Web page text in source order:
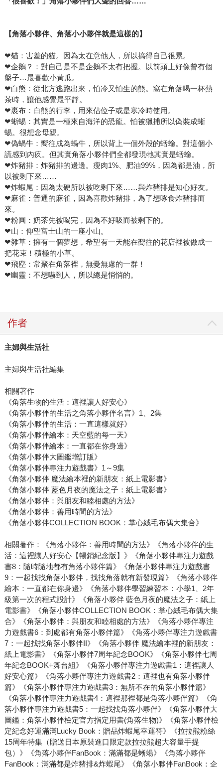
【角落小夥伴、角落小小夥伴就是這樣的】
❤貓：害羞的貓。因為太在意他人，所以搞得自己很累。
❤企鵝？：對自己是不是企鵝不太有把握。以前頭上好像曾有個
盤子…最喜歡小黃瓜。
❤白熊：從北方逃跑出來，怕冷又怕生的熊。窩在角落喝一杯熱
茶時，讓他感覺最平靜。
❤裹布：白熊的行李，用來佔位子或是寒冷時使用。
❤蜥蜴：其實是一種來自海洋的恐龍。怕被獵捕所以偽裝成蜥
蜴。很想念母親。
❤偽蝸牛：嚮往成為蝸牛，所以背上一個外殼的蛞蝓。對這個小
謊感到內疚。但其實角落小夥伴們全都發現牠其實是蛞蝓。
❤炸豬排：炸豬排的邊邊。瘦肉1%、肥油99%，因為都是油，所
以被剩下來……
❤炸蝦尾：因為太硬所以被吃剩下來……與炸豬排是知心好友。
❤麻雀：普通的麻雀，因為喜歡炸豬排，為了想啄食炸豬排而
來。
❤粉圓：奶茶先被喝完，因為不好吸而被剩下的。
❤山：仰望富士山的一座小山。
❤雜草：擁有一個夢想，希望有一天能在嚮往的花店裡被做成一
把花束！積極的小草。
❤飛塵：常聚在角落裡，無憂無慮的一群！
❤幽靈：不想嚇到人，所以總是悄悄的。
作者
主婦與生活社
主婦與生活社編集
相關著作
《角落生物的生活：這裡讓人好安心》
《角落小夥伴的生活之角落小夥伴名言》1、2集
《角落小夥伴的生活：一直這樣就好》
《角落小夥伴繪本：天空藍的每一天》
《角落小夥伴繪本：一直都在你身邊》
《角落小夥伴大圖鑑增訂版》
《角落小夥伴專注力遊戲書》1～9集
《角落小夥伴 魔法繪本裡的新朋友：紙上電影書》
《角落小夥伴 藍色月夜的魔法之子：紙上電影書》
《角落小夥伴：與朋友和睦相處的方法》
《角落小夥伴：善用時間的方法》
《角落小夥伴COLLECTION BOOK：掌心絨毛布偶大集合》
相關著作：《角落小夥伴：善用時間的方法》《角落小夥伴的生
活：這裡讓人好安心【暢銷紀念版】》《角落小夥伴專注力遊戲
書8：隨時隨地都有角落小夥伴篇》《角落小夥伴專注力遊戲書
9：一起找找角落小夥伴，找找角落就有新發現篇》《角落小夥伴
繪本：一直都在你身邊》《角落小夥伴學習練習本：小學1、2年
級第一次的程式設計》《角落小夥伴 藍色月夜的魔法之子：紙上
電影書》《角落小夥伴COLLECTION BOOK：掌心絨毛布偶大集
合》《角落小夥伴：與朋友和睦相處的方法》《角落小夥伴專注
力遊戲書6：到處都有角落小夥伴篇》《角落小夥伴專注力遊戲書
7：一起找找角落小夥伴II》《角落小夥伴 魔法繪本裡的新朋友：
紙上電影書》《角落小夥伴7周年紀念BOOK》《角落小夥伴七周
年紀念BOOK+舞台組》《角落小夥伴專注力遊戲書1：這裡讓人
好安心篇》《角落小夥伴專注力遊戲書2：這裡也有角落小夥伴
篇》《角落小夥伴專注力遊戲書3：無所不在的角落小夥伴篇》
《角落小夥伴專注力遊戲書4：這裡那裡都是角落小夥伴篇》《角
落小夥伴專注力遊戲書5：一起找找角落小夥伴》《角落小夥伴大
圖鑑：角落小夥伴檢定官方指定用書(角落生物)》《角落小夥伴檢
定紀念好運滿滿Lucky Book：贈品炸蝦尾幸運符》《拉拉熊粉絲
15周年特集（贈送日本原裝進口限定款拉拉熊超大容量手提
包）》《角落小夥伴FanBook：滿滿都是蜥蝪》《角落小夥伴
FanBook：滿滿都是炸豬排&炸蝦尾》《角落小夥伴FanBook：企